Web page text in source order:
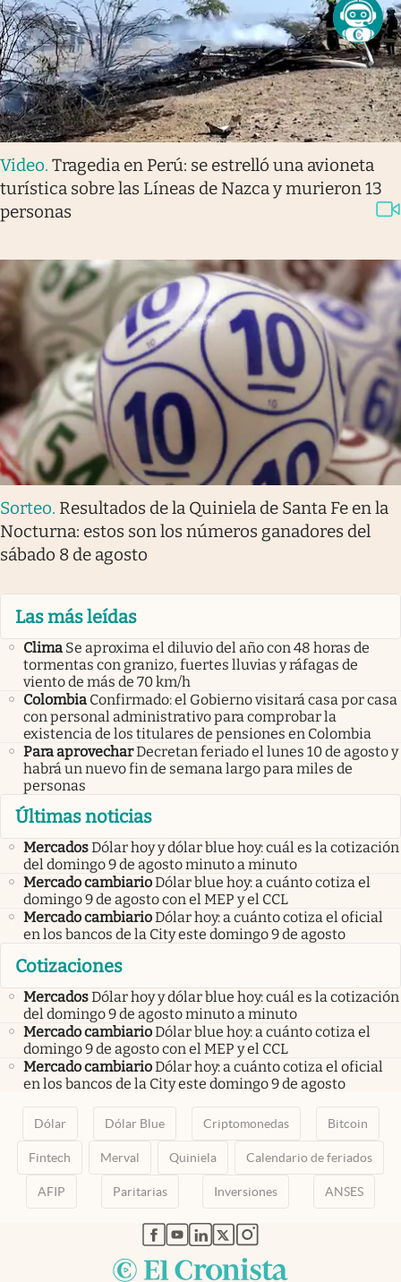
Video. Tragedia en Perú: se estrelló una avioneta
turística sobre las Líneas de Nazca y murieron 13
personas
Sorteo. Resultados de la Quiniela de Santa Fe en la
Nocturna: estos son los números ganadores del
sábado 8 de agosto
Las más leídas
Clima Se aproxima el diluvio del año con 48 horas de
tormentas con granizo, fuertes lluvias y ráfagas de
viento de más de 70 km/h
Colombia Confirmado: el Gobierno visitará casa por casa
con personal administrativo para comprobar la
existencia de los titulares de pensiones en Colombia
Para aprovecharDecretan feriado el lunes 10 de agosto y
habrá un nuevo fin de semana largo para miles de
personas
Últimas noticias
MercadosDólar hoy y dólar blue hoy: cuál es la cotización
del domingo 9 de agosto minuto a minuto
Mercado cambiarioDólar blue hoy: a cuánto cotiza el
domingo 9 de agosto con el MEP y el CCL
Mercado cambiarioDólar hoy: a cuánto cotiza el oficial
en los bancos de la City este domingo 9 de agosto
Cotizaciones
MercadosDólar hoy y dólar blue hoy: cuál es la cotización
del domingo 9 de agosto minuto a minuto
Mercado cambiarioDólar blue hoy: a cuánto cotiza el
domingo 9 de agosto con el MEP y el CCL
Mercado cambiarioDólar hoy: a cuánto cotiza el oficial
en los bancos de la City este domingo 9 de agosto
Dólar Dólar Blue Criptomonedas Bitcoin
Fintech Merval Quiniela Calendario de feriados
AFIP Paritarias Inversiones ANSES
abre en nueva pestaña
abre en nueva pestaña
abre en nueva pestaña
abre en nueva pestaña
abre en nueva pestaña